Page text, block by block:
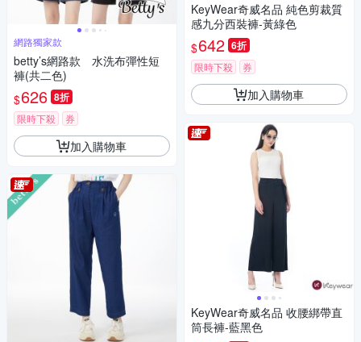
網路獨家款
betty’s網路款 水洗布彈性短
褲(共二色)
$626 8折
限時下殺 券
加入購物車
KeyWear奇威名品 純色剪裁質
感九分西裝褲-黃綠色
$642 6折
限時下殺 券
加入購物車
KeyWear奇威名品 收腰綁帶直
筒長褲-藍黑色